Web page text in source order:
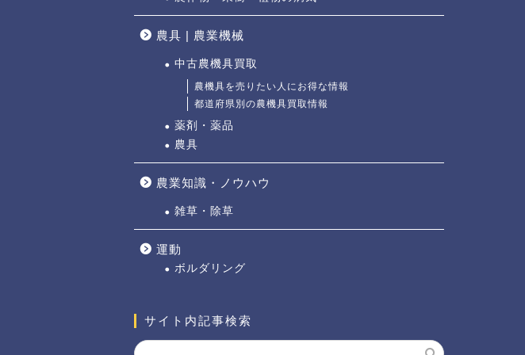
農具 | 農業機械
中古農機具買取
農機具を売りたい人にお得な情報
都道府県別の農機具買取情報
薬剤・薬品
農具
農業知識・ノウハウ
雑草・除草
運動
ボルダリング
サイト内記事検索